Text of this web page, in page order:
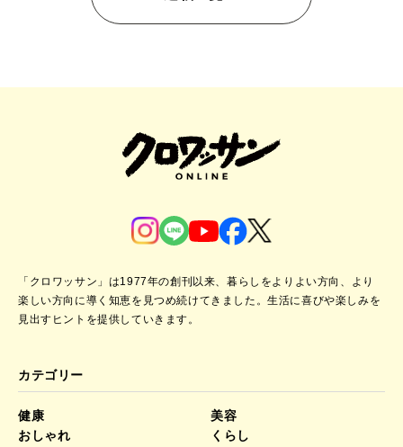
「クロワッサン」は1977年の創刊以来、暮らしをよりよい方向、より
楽しい方向に導く知恵を見つめ続けてきました。生活に喜びや楽しみを
見出すヒントを提供していきます。
カテゴリー
健康
美容
おしゃれ
くらし